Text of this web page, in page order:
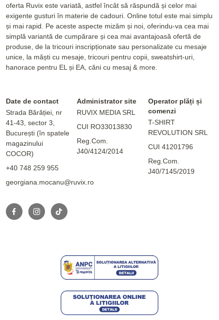
oferta Ruvix este variată, astfel încât să răspundă și celor mai
exigente gusturi în materie de cadouri. Online totul este mai simplu
și mai rapid. Pe aceste aspecte mizăm și noi, oferindu-va cea mai
simplă variantă de cumpărare și cea mai avantajoasă ofertă de
produse, de la tricouri inscripționate sau personalizate cu mesaje
unice, la măști cu mesaje, tricouri pentru copii, sweatshirt-uri,
hanorace pentru EL și EA, căni cu mesaj & more.
Date de contact
Strada Bărăției, nr
41-43, sector 3,
București (în spatele
magazinului
COCOR)
+40 748 259 955
georgiana.mocanu@ruvix.ro
Administrator site
RUVIX MEDIA SRL
CUI RO33013830
Reg.Com.
J40/4124/2014
Operator plăți și
comenzi
T-SHIRT
REVOLUTION SRL
CUI 41201796
Reg.Com.
J40/7145/2019